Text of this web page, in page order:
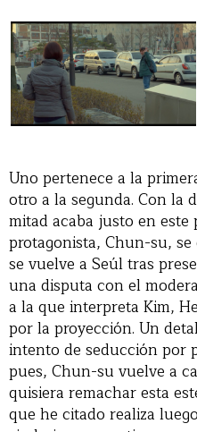
Uno pertenece a la
otro a la segunda. Con la
mitad acaba justo en
protagonista, Chun-su,
se vuelve a Seúl tras
una disputa con el
a la que interpreta Kim,
por la proyección. Un
intento de seducción por
pues, Chun-su vuelve a
quisiera remachar esta
que he citado realiza